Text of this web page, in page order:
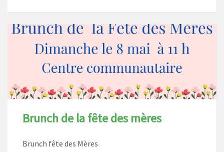
Brunch de la fête des mères
Brunch fête des Mères